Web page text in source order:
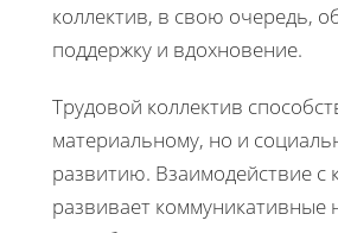
коллектив, в свою очередь,
поддержку и вдохновение.
Трудовой коллектив
материальному, но и
развитию. Взаимодействие с
развивает коммуникативные